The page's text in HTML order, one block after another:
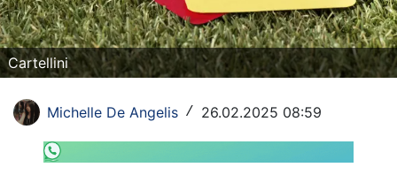
Formula 1
Tennis
Vela
SHOP LAZIO
Cartellini
Michelle De Angelis / 26.02.2025 08:59